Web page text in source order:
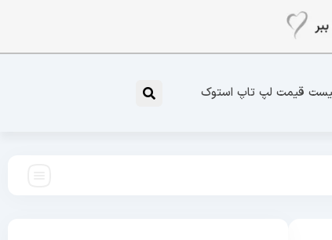
قیمت لپ تاپ استوک